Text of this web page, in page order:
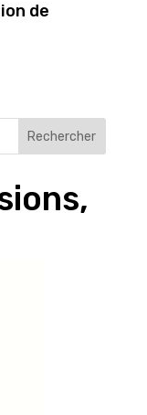
de
Rechercher